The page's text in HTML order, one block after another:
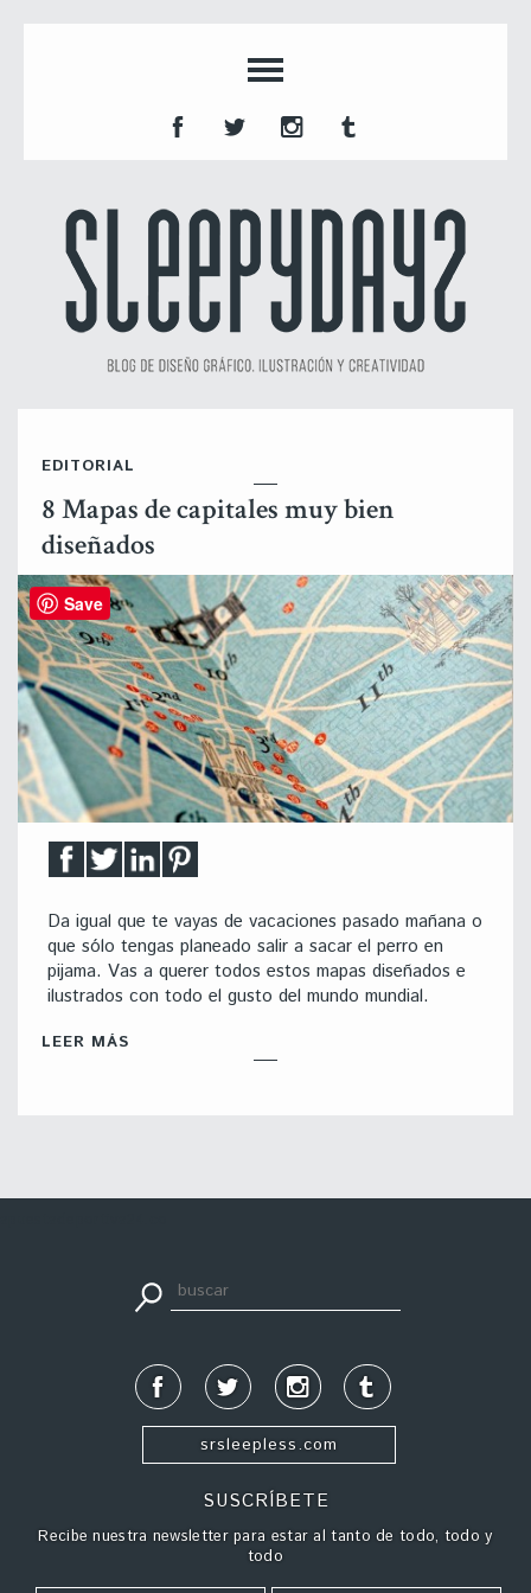
EDITORIAL
8 Mapas de capitales muy bien
diseñados
Da igual que te vayas de vacaciones pasado mañana o
que sólo tengas planeado salir a sacar el perro en
pijama. Vas a querer todos estos mapas diseñados e
ilustrados con todo el gusto del mundo mundial.
LEER MÁS
srsleepless.com
SUSCRÍBETE
Recibe nuestra newsletter para estar al tanto de todo, todo y
todo
Save